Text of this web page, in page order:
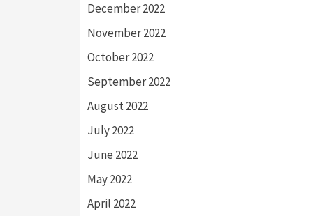
December 2022
November 2022
October 2022
September 2022
August 2022
July 2022
June 2022
May 2022
April 2022